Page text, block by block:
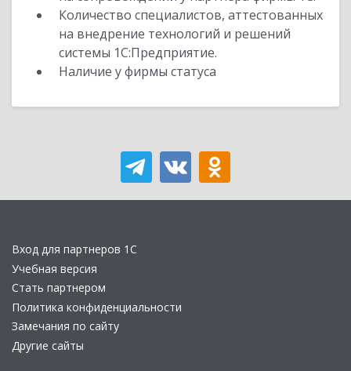
Количество специалистов, аттестованных
на внедрение технологий и решений
системы 1С:Предприятие.
Наличие у фирмы статуса
Вход для партнеров 1С
Учебная версия
Стать партнером
Политика конфиденциальности
Замечания по сайту
Другие сайты